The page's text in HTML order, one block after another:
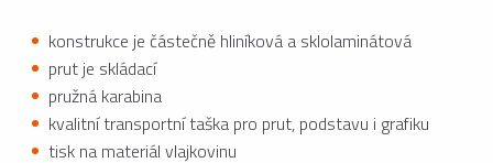
konstrukce je částečně hliníková a sklolaminátová
prut je skládací
pružná karabina
kvalitní transportní taška pro prut, podstavu i grafiku
tisk na materiál vlajkovinu